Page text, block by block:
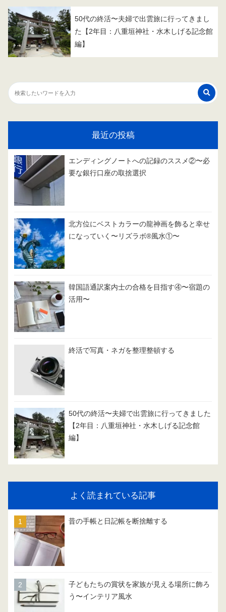
50代の終活〜夫婦で出雲旅に行ってきまし
た【2年目：八重垣神社・水木しげる記念館
編】
最近の投稿
エンディングノートへの記録のススメ②〜必
要な銀行口座の取捨選択
北方位にベストカラーの龍神画を飾ると幸せ
になっていく〜リズラボ®️風水①〜
韓国語通訳案内士の合格を目指す④〜宿題の
活用〜
終活で写真・ネガを整理整頓する
50代の終活〜夫婦で出雲旅に行ってきました
【2年目：八重垣神社・水木しげる記念館
編】
よく読まれている記事
昔の手帳と日記帳を断捨離する
子どもたちの賞状を家族が見える場所に飾ろ
う〜インテリア風水